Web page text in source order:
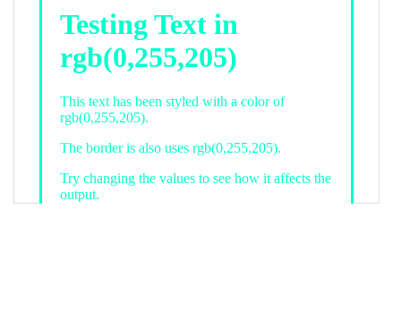
div class="textColor borderColor"
< h1>Testing Text in rgb(0,255,205)